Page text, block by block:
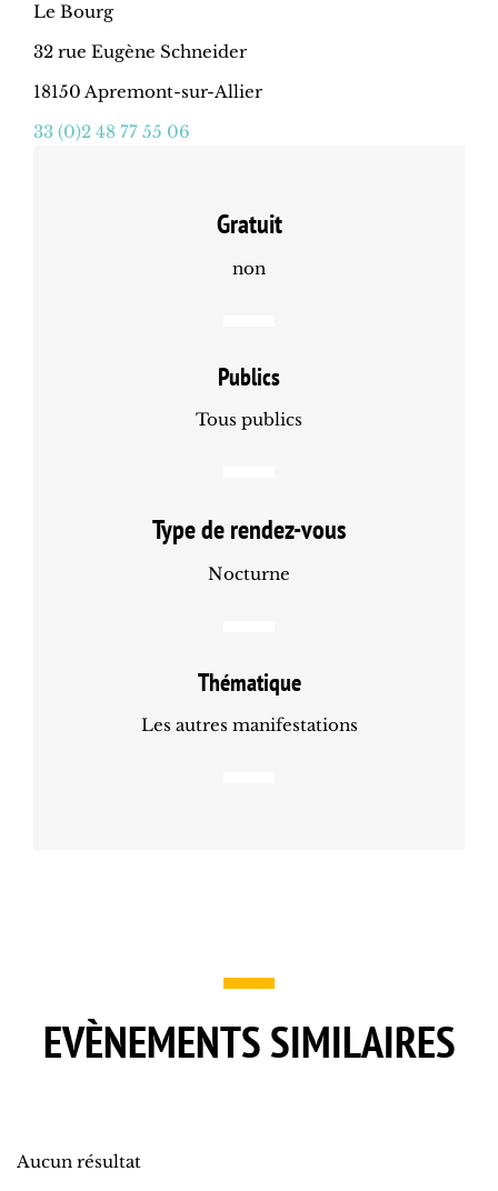
Le Bourg
32 rue Eugène Schneider
18150 Apremont-sur-Allier
33 (0)2 48 77 55 06
Gratuit
non
Publics
Tous publics
Type de rendez-vous
Nocturne
Thématique
Les autres manifestations
EVÈNEMENTS SIMILAIRES
Aucun résultat